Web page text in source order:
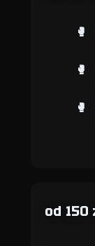
od 150